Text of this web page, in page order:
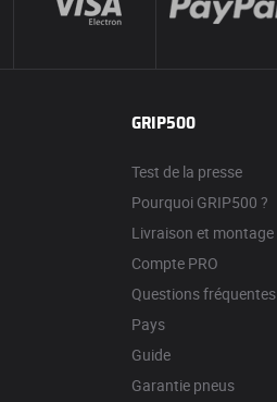
GRIP500
Test de la presse
Pourquoi GRIP500 ?
Livraison et montage
Compte PRO
Questions fréquentes
Pays
Guide
Garantie pneus